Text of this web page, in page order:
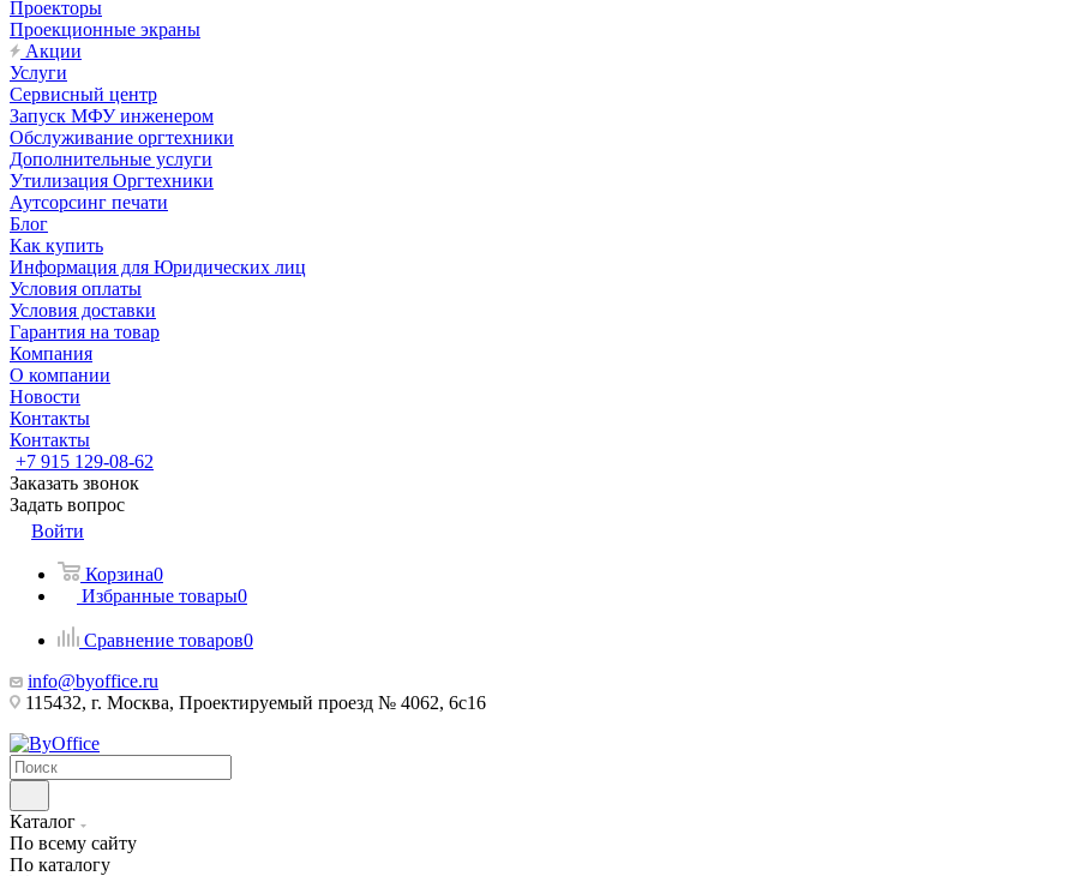
Проекторы
Проекционные экраны
Акции
Услуги
Сервисный центр
Запуск МФУ инженером
Обслуживание оргтехники
Дополнительные услуги
Утилизация Оргтехники
Аутсорсинг печати
Блог
Как купить
Информация для Юридических лиц
Условия оплаты
Условия доставки
Гарантия на товар
Компания
О компании
Новости
Контакты
Контакты
+7 915 129-08-62
Заказать звонок
Задать вопрос
Войти
Корзина0
Избранные товары0
Сравнение товаров0
info@byoffice.ru
115432, г. Москва, Проектируемый проезд № 4062, 6с16
Каталог
По всему сайту
По каталогу